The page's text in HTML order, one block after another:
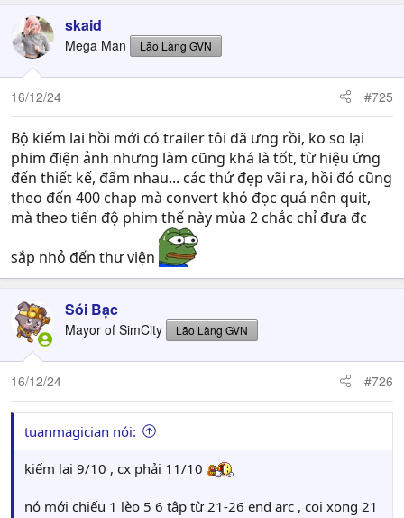
skaid
Mega Man Lão Làng GVN
16/12/24 #725
Bộ kiếm lai hồi mới có trailer tôi đã ưng rồi, ko so lại
phim điện ảnh nhưng làm cũng khá là tốt, từ hiệu ứng
đến thiết kế, đấm nhau... các thứ đẹp vãi ra, hồi đó cũng
theo đến 400 chap mà convert khó đọc quá nên quit,
mà theo tiến độ phim thế này mùa 2 chắc chỉ đưa đc
sắp nhỏ đến thư viện
Sói Bạc
Mayor of SimCity Lão Làng GVN
16/12/24 #726
tuanmagician nói:
kiếm lai 9/10 , cx phải 11/10
nó mới chiếu 1 lèo 5 6 tập từ 21-26 end arc , coi xong 21